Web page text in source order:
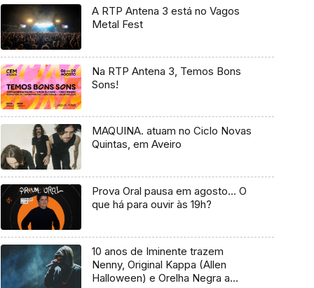
A RTP Antena 3 está no Vagos
Metal Fest
Na RTP Antena 3, Temos Bons
Sons!
MAQUINA. atuam no Ciclo Novas
Quintas, em Aveiro
Prova Oral pausa em agosto… O
que há para ouvir às 19h?
10 anos de Iminente trazem
Nenny, Original Kappa (Allen
Halloween) e Orelha Negra a